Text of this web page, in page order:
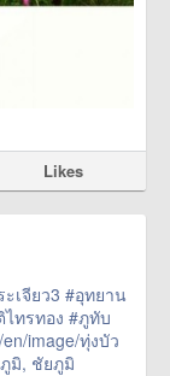
Likes
เจียว3 #อุทยาน
ทรทอง #ภูทับ
image/ทุ่งบัว
more
มิ, ชัยภูมิ